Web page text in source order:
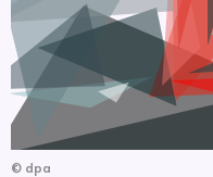
© dpa